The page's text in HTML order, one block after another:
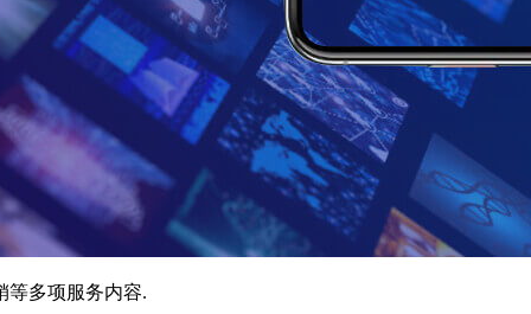
等多项服务内容.